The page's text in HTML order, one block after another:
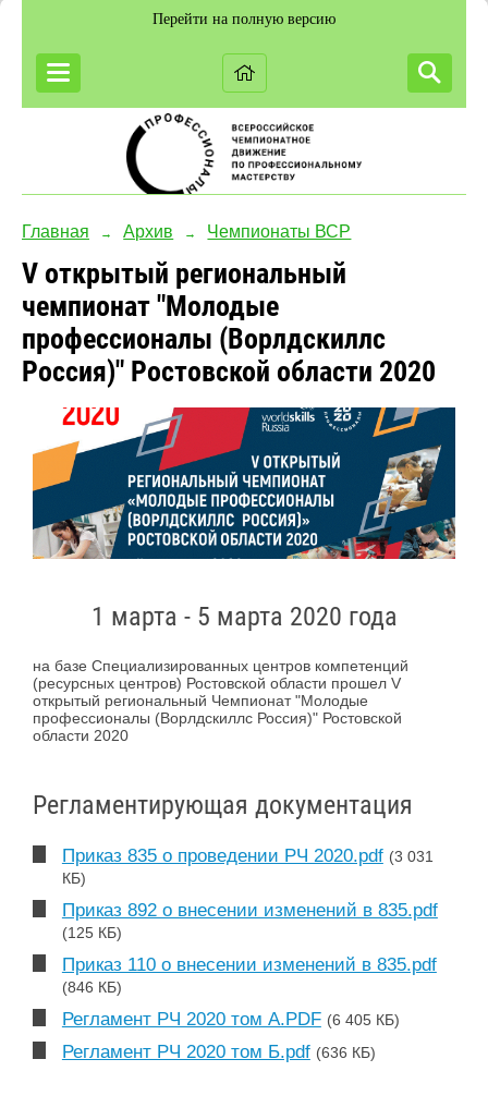
Перейти на полную версию
Главная → Архив → Чемпионаты ВСР
V открытый региональный
чемпионат "Молодые
профессионалы (Ворлдскиллс
Россия)" Ростовской области 2020
1 марта - 5 марта 2020 года
на базе Специализированных центров компетенций
(ресурсных центров) Ростовской области прошел V
открытый региональный Чемпионат "Молодые
профессионалы (Ворлдскиллс Россия)" Ростовской
области 2020
Регламентирующая документация
Приказ 835 о проведении РЧ 2020.pdf (3 031
КБ)
Приказ 892 о внесении изменений в 835.pdf
(125 КБ)
Приказ 110 о внесении изменений в 835.pdf
(846 КБ)
Регламент РЧ 2020 том А.PDF (6 405 КБ)
Регламент РЧ 2020 том Б.pdf (636 КБ)